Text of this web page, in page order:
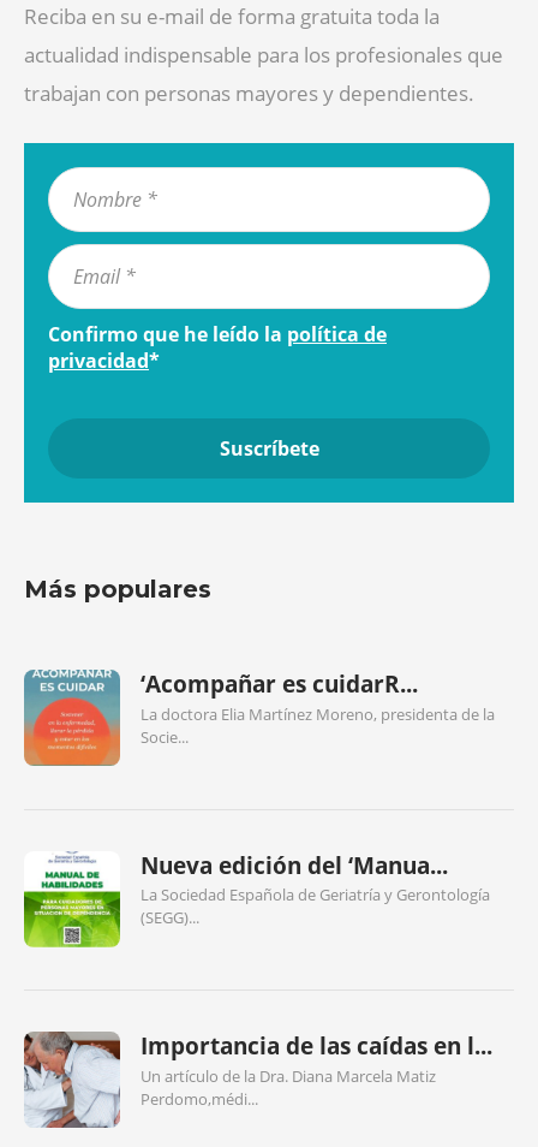
Reciba en su e-mail de forma gratuita toda la
actualidad indispensable para los profesionales que
trabajan con personas mayores y dependientes.
Confirmo que he leído la política de
privacidad*
Más populares
‘Acompañar es cuidarR...
La doctora Elia Martínez Moreno, presidenta de la
Socie...
Nueva edición del ‘Manua...
La Sociedad Española de Geriatría y Gerontología
(SEGG)...
Importancia de las caídas en l...
Un artículo de la Dra. Diana Marcela Matiz
Perdomo,médi...